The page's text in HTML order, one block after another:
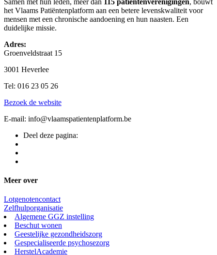
het Vlaams Patiëntenplatform aan een betere levenskwaliteit voor
mensen met een chronische aandoening en hun naasten. Een
duidelijke missie.
Adres:
Groenveldstraat 15
3001 Heverlee
Tel: 016 23 05 26
Bezoek de website
E-mail: info@vlaamspatientenplatform.be
Deel deze pagina:
Meer over
Lotgenotencontact
Zelfhulporganisatie
Algemene GGZ instelling
Beschut wonen
Geestelijke gezondheidszorg
Gespecialiseerde psychosezorg
HerstelAcademie